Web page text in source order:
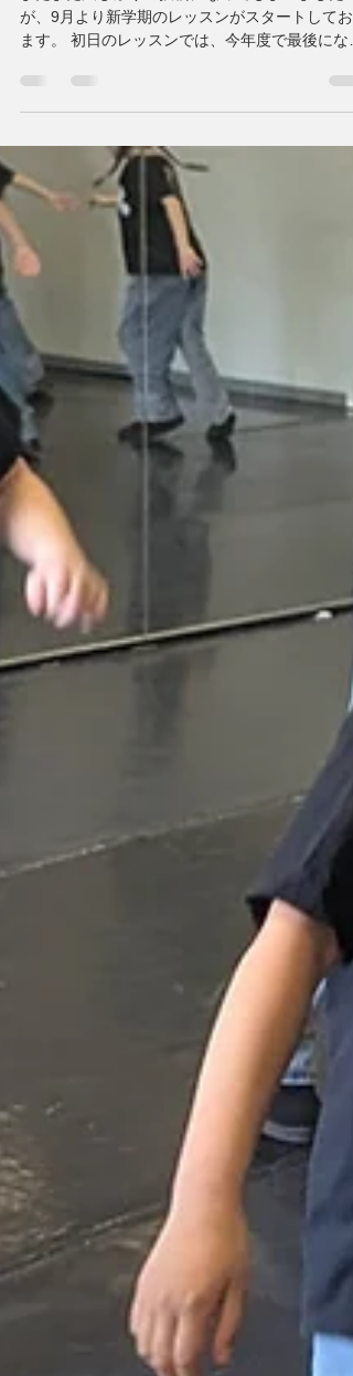
Semester Has Begun!
またまた久しぶりの投稿になってしまいました
メンバーのお誕生日をみんなでサプライズでお祝
で、「最後の誕生日はみんなで祝う！」という心
温まる...